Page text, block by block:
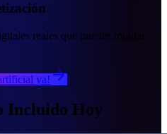
reales que puedes montar
ya!
Incluido Hoy